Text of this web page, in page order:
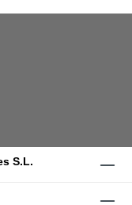
S.L.